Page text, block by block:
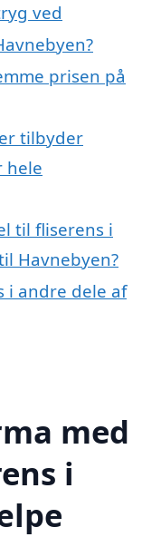
ved
prisen på
tilbyder
hele
til fliserens i
Havnebyen?
i andre dele af
med
i